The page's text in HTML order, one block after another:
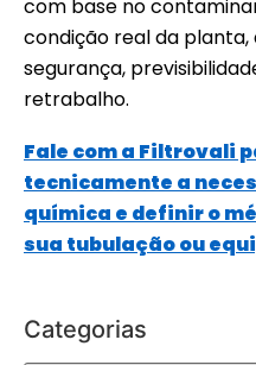
com base no
condição real da
segurança,
retrabalho.
Fale com a Filtrovali
tecnicamente a
química e definir o
sua tubulação ou
Categorias